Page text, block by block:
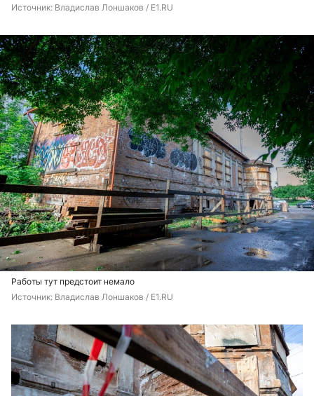
Источник: Владислав Лоншаков / E1.RU
Работы тут предстоит немало
Источник: Владислав Лоншаков / E1.RU